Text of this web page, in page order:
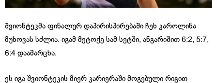
შვიონტეკმა ფინალურ დაპირისპირებაში ჩეხ კაროლინა
მუხოვას სძლია. იგამ მეტოქე სამ სეტში, ანგარიშით 6:2, 5:7,
6:4 დაამარცხა.
ეს იგა შვიონტეკის მიერ კარიერაში მოგებული რიგით